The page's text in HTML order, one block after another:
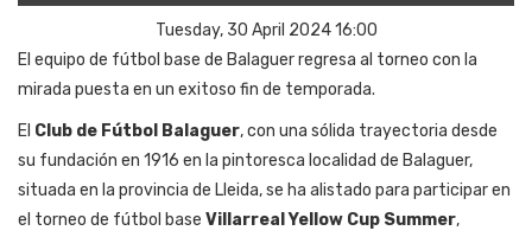
Tuesday, 30 April 2024 16:00
El equipo de fútbol base de Balaguer regresa al torneo con la
mirada puesta en un exitoso fin de temporada.
El Club de Fútbol Balaguer, con una sólida trayectoria desde
su fundación en 1916 en la pintoresca localidad de Balaguer,
situada en la provincia de Lleida, se ha alistado para participar en
el torneo de fútbol base Villarreal Yellow Cup Summer,